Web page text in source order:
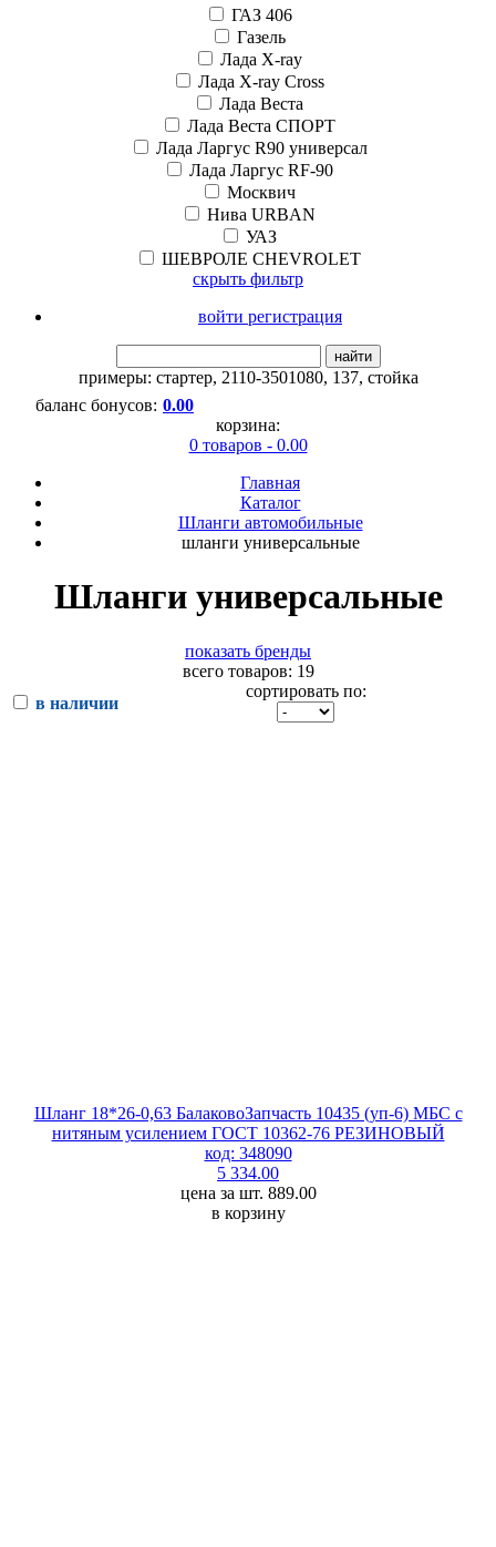
ГАЗ 406
Газель
Лада X-ray
Лада X-ray Cross
Лада Веста
Лада Веста СПОРТ
Лада Ларгус R90 универсал
Лада Ларгус RF-90
Москвич
Нива URBAN
УАЗ
ШЕВРОЛЕ CHEVROLET
скрыть фильтр
войти регистрация
найти
примеры: стартер, 2110-3501080, 137, стойка
баланс бонусов: 0.00
корзина:
0 товаров - 0.00
Главная
Каталог
Шланги автомобильные
шланги универсальные
Шланги универсальные
показать бренды
всего товаров: 19
в наличии
сортировать по:
Шланг 18*26-0,63 БалаковоЗапчасть 10435 (уп-6) МБС с
нитяным усилением ГОСТ 10362-76 РЕЗИНОВЫЙ
код: 348090
5 334.00
цена за шт. 889.00
в корзину